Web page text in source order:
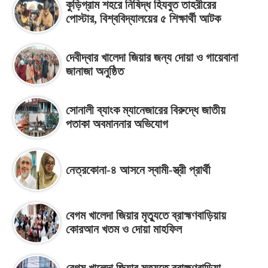
কুড়িগ্রাম শহরে নিষিদ্ধ হিযবুত তাহরীরের
পোস্টার, বিশ্ববিদ্যালয়ের ৫ শিক্ষার্থী আটক
দেবীদ্বার খালেদা জিয়ার জন্য দোয়া ও গায়েবানা
জানাজা অনুষ্ঠিত
সোনালী ব্যাংক ম্যানেজারের বিরুদ্ধে জাতীয়
পতাকা অবমাননার অভিযোগ
নেত্রকোনা-৪ আসনে স্বামী-স্ত্রী প্রার্থী
বেগম খালেদা জিয়ার মৃত্যুতে ব্রাহ্মণবাড়িয়ায়
কোরআন খতম ও দোয়া মাহফিল